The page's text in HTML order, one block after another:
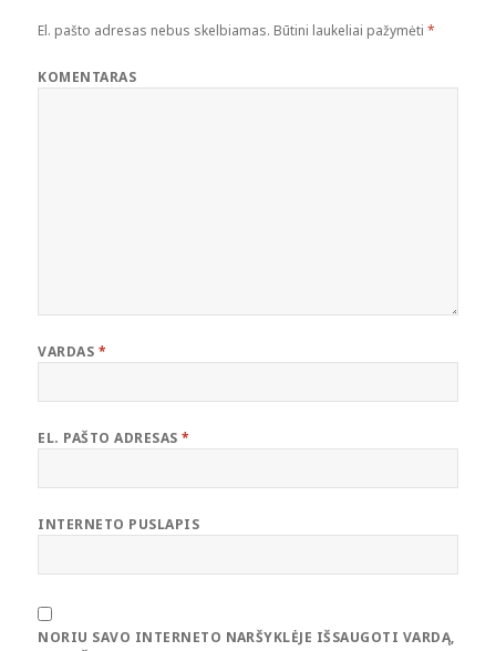
El. pašto adresas nebus skelbiamas. Būtini laukeliai pažymėti*
KOMENTARAS
VARDAS *
EL. PAŠTO ADRESAS*
INTERNETO PUSLAPIS
NORIU SAVO INTERNETO NARŠYKLĖJE IŠSAUGOTI VARDĄ,